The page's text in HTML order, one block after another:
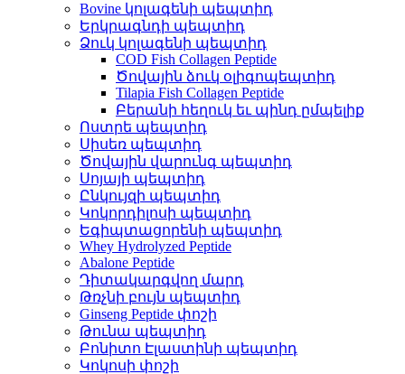
Bovine կոլագենի պեպտիդ
Երկրագնդի պեպտիդ
Ձուկ կոլագենի պեպտիդ
COD Fish Collagen Peptide
Ծովային ձուկ օլիգոպեպտիդ
Tilapia Fish Collagen Peptide
Բերանի հեղուկ եւ պինդ ըմպելիք
Ոստրե պեպտիդ
Սիսեռ պեպտիդ
Ծովային վարունգ պեպտիդ
Սոյայի պեպտիդ
Ընկույզի պեպտիդ
Կոկորդիլոսի պեպտիդ
Եգիպտացորենի պեպտիդ
Whey Hydrolyzed Peptide
Abalone Peptide
Դիտակարգվող մարդ
Թռչնի բույն պեպտիդ
Ginseng Peptide փոշի
Թունա պեպտիդ
Բոնիտո Էլաստինի պեպտիդ
Կոկոսի փոշի